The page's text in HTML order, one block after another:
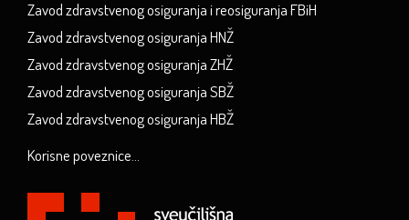
Zavod zdravstvenog osiguranja i reosiguranja FBiH
Zavod zdravstvenog osiguranja HNŽ
Zavod zdravstvenog osiguranja ZHŽ
Zavod zdravstvenog osiguranja SBŽ
Zavod zdravstvenog osiguranja HBŽ
Korisne poveznice...